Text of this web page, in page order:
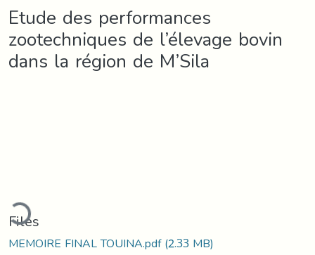
Etude des performances
zootechniques de l’élevage bovin
dans la région de M’Sila
Files
MEMOIRE FINAL TOUINA.pdf(2.33 MB)